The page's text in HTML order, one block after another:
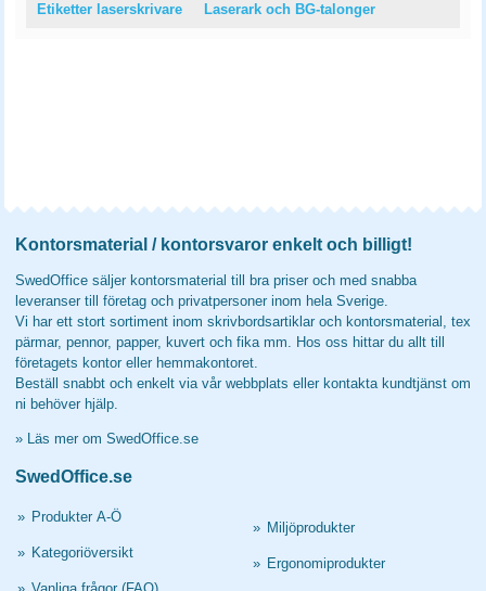
Etiketter laserskrivare Laserark och BG-talonger
Kontorsmaterial / kontorsvaror enkelt och billigt!
SwedOffice säljer kontorsmaterial till bra priser och med snabba
leveranser till företag och privatpersoner inom hela Sverige.
Vi har ett stort sortiment inom skrivbordsartiklar och kontorsmaterial, tex
pärmar, pennor, papper, kuvert och fika mm. Hos oss hittar du allt till
företagets kontor eller hemmakontoret.
Beställ snabbt och enkelt via vår webbplats eller kontakta kundtjänst om
ni behöver hjälp.
» Läs mer om SwedOffice.se
SwedOffice.se
» Produkter A-Ö
» Kategoriöversikt
» Miljöprodukter
» Ergonomiprodukter